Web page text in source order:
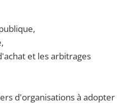
et les arbitrages
d'organisations à adopter